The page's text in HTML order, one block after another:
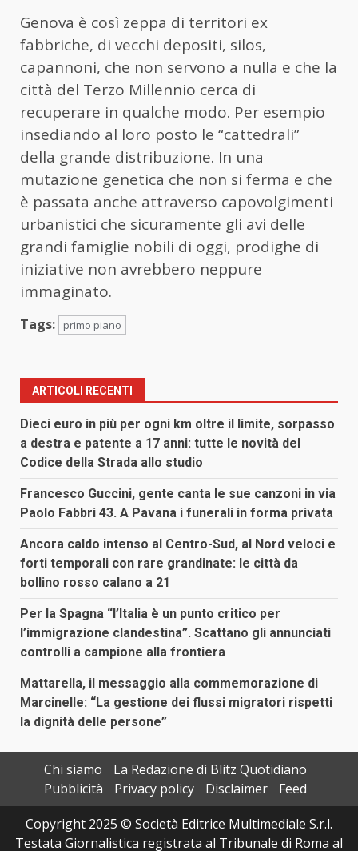
Genova è così zeppa di territori ex
fabbriche, di vecchi depositi, silos,
capannoni, che non servono a nulla e che la
città del Terzo Millennio cerca di
recuperare in qualche modo. Per esempio
insediando al loro posto le “cattedrali”
della grande distribuzione. In una
mutazione genetica che non si ferma e che
è passata anche attraverso capovolgimenti
urbanistici che sicuramente gli avi delle
grandi famiglie nobili di oggi, prodighe di
iniziative non avrebbero neppure
immaginato.
Tags: primo piano
ARTICOLI RECENTI
Dieci euro in più per ogni km oltre il limite, sorpasso
a destra e patente a 17 anni: tutte le novità del
Codice della Strada allo studio
Francesco Guccini, gente canta le sue canzoni in via
Paolo Fabbri 43. A Pavana i funerali in forma privata
Ancora caldo intenso al Centro-Sud, al Nord veloci e
forti temporali con rare grandinate: le città da
bollino rosso calano a 21
Per la Spagna “l’Italia è un punto critico per
l’immigrazione clandestina”. Scattano gli annunciati
controlli a campione alla frontiera
Mattarella, il messaggio alla commemorazione di
Marcinelle: “La gestione dei flussi migratori rispetti
la dignità delle persone”
Chi siamo
La Redazione di Blitz Quotidiano
Pubblicità
Privacy policy Disclaimer
Feed
Copyright 2025 © Società Editrice Multimediale S.r.l.
Testata Giornalistica registrata al Tribunale di Roma al